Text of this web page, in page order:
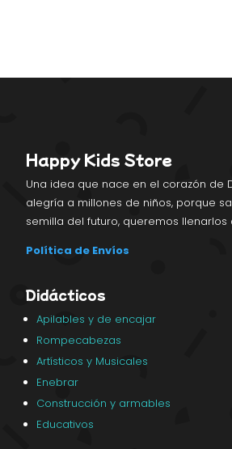
Happy Kids Store
Una idea que nace en el corazón de
alegría a millones de niños, porque
semilla del futuro, queremos llenarlos
Política de Envíos
Didácticos
Apilables y de encajar
Rompecabezas
Artísticos y Musicales
Enebrar
Construcción y armables
Educativos